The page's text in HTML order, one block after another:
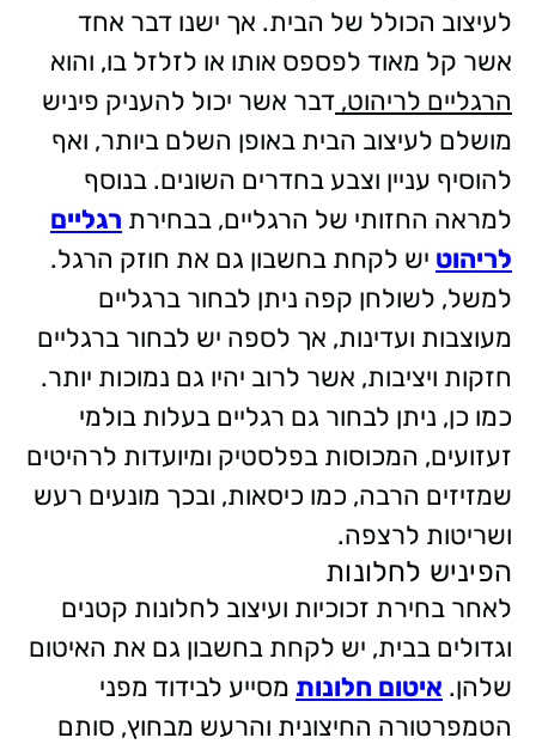
לעיצוב הכולל של הבית. אך ישנו דבר אחד
אשר קל מאוד לפספס אותו או לזלזל בו, והוא
הרגליים לריהוט, דבר אשר יכול להעניק פיניש
מושלם לעיצוב הבית באופן השלם ביותר, ואף
להוסיף עניין וצבע בחדרים השונים. בנוסף
למראה החזותי של הרגליים, בבחירת רגליים
לריהוט יש לקחת בחשבון גם את חוזק הרגל.
למשל, לשולחן קפה ניתן לבחור ברגליים
מעוצבות ועדינות, אך לספה יש לבחור ברגליים
חזקות ויציבות, אשר לרוב יהיו גם נמוכות יותר.
כמו כן, ניתן לבחור גם רגליים בעלות בולמי
זעזועים, המכוסות בפלסטיק ומיועדות לרהיטים
שמזיזים הרבה, כמו כיסאות, ובכך מונעים רעש
ושריטות לרצפה.
הפיניש לחלונות
לאחר בחירת זכוכיות ועיצוב לחלונות קטנים
וגדולים בבית, יש לקחת בחשבון גם את האיטום
שלהן. איטום חלונות מסייע לבידוד מפני
הטמפרטורה החיצונית והרעש מבחוץ, סותם